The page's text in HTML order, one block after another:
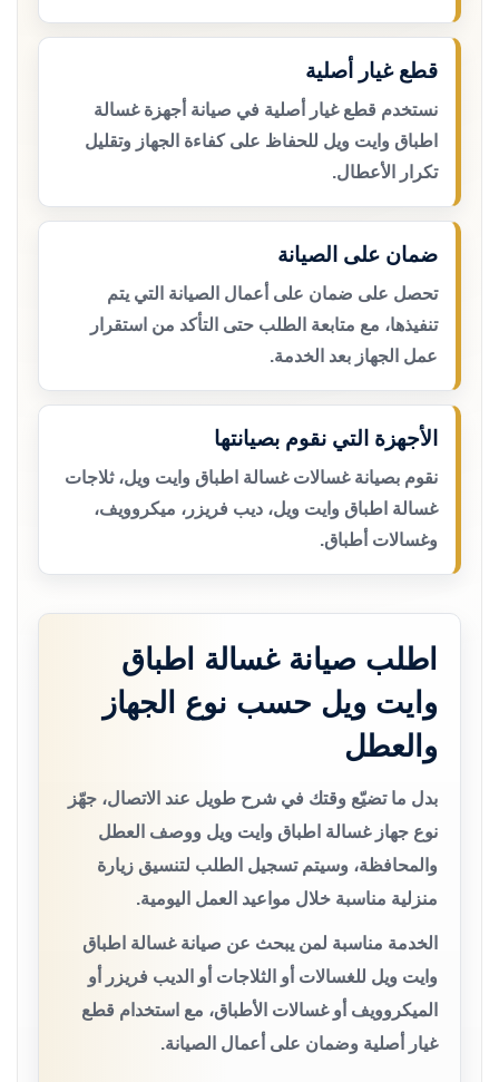
قطع غيار أصلية
نستخدم قطع غيار أصلية في صيانة أجهزة غسالة
اطباق وايت ويل للحفاظ على كفاءة الجهاز وتقليل
تكرار الأعطال.
ضمان على الصيانة
تحصل على ضمان على أعمال الصيانة التي يتم
تنفيذها، مع متابعة الطلب حتى التأكد من استقرار
عمل الجهاز بعد الخدمة.
الأجهزة التي نقوم بصيانتها
نقوم بصيانة غسالات غسالة اطباق وايت ويل، ثلاجات
غسالة اطباق وايت ويل، ديب فريزر، ميكروويف،
وغسالات أطباق.
اطلب صيانة غسالة اطباق
وايت ويل حسب نوع الجهاز
والعطل
بدل ما تضيّع وقتك في شرح طويل عند الاتصال، جهّز
نوع جهاز غسالة اطباق وايت ويل ووصف العطل
والمحافظة، وسيتم تسجيل الطلب لتنسيق زيارة
منزلية مناسبة خلال مواعيد العمل اليومية.
الخدمة مناسبة لمن يبحث عن صيانة غسالة اطباق
وايت ويل للغسالات أو الثلاجات أو الديب فريزر أو
الميكروويف أو غسالات الأطباق، مع استخدام قطع
غيار أصلية وضمان على أعمال الصيانة.